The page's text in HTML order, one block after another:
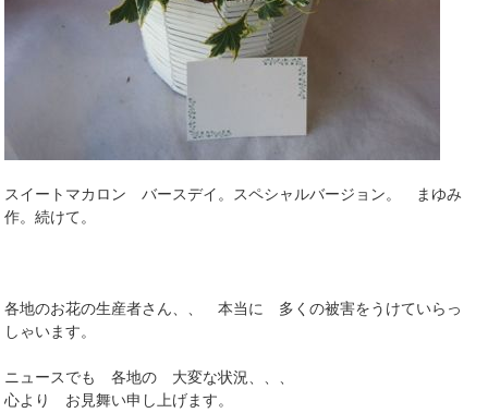
スイートマカロン バースデイ。スペシャルバージョン。 まゆみ
作。続けて。
各地のお花の生産者さん、、 本当に 多くの被害をうけていらっ
しゃいます。
ニュースでも 各地の 大変な状況、、、
心より お見舞い申し上げます。